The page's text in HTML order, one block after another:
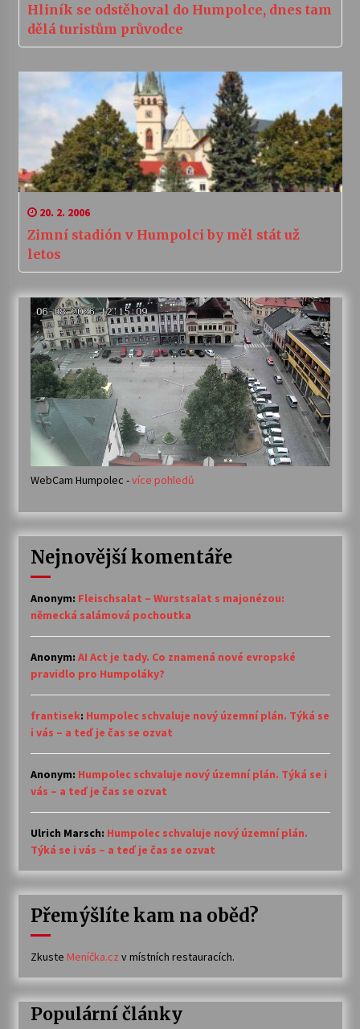
Hliník se odstěhoval do Humpolce, dnes tam
dělá turistům průvodce
20. 2. 2006
Zimní stadión v Humpolci by měl stát už
letos
WebCam Humpolec -více pohledů
Nejnovější komentáře
Anonym: Fleischsalat – Wurstsalat s majonézou:
německá salámová pochoutka
Anonym: AI Act je tady. Co znamená nové evropské
pravidlo pro Humpoláky?
frantisek: Humpolec schvaluje nový územní plán. Týká se
i vás – a teď je čas se ozvat
Anonym: Humpolec schvaluje nový územní plán. Týká se i
vás – a teď je čas se ozvat
Ulrich Marsch: Humpolec schvaluje nový územní plán.
Týká se i vás – a teď je čas se ozvat
Přemýšlíte kam na oběd?
Zkuste Meníčka.cz v místních restauracích.
Populární články